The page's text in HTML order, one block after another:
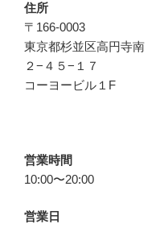
住所
〒166-0003
東京都杉並区高円寺南
２−４５−１７
コーヨービル１F
営業時間
10:00〜20:00
営業日